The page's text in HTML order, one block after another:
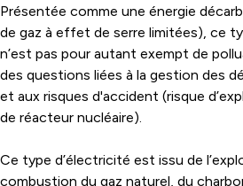
Présentée comme une énergie
de gaz à effet de serre limitées), ce
n’est pas pour autant exempt de
des questions liées à la gestion des
et aux risques d'accident (risque
de réacteur nucléaire).
Ce type d’électricité est issu de
combustion du gaz naturel, du